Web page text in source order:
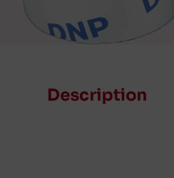
Description